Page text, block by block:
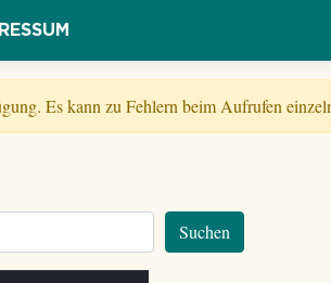
Es kann zu Fehlern beim Aufrufen
Suchen